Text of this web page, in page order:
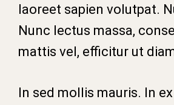
laoreet sapien volutpat.
Nunc lectus massa,
mattis vel, efficitur ut
In sed mollis mauris. In